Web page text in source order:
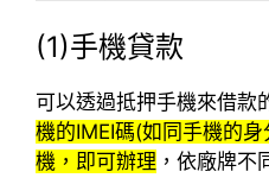
(1)手機貸款
可以透過抵押手機來借款
機的IMEI碼(如同手機的身
機，即可辦理 ，依廠牌不